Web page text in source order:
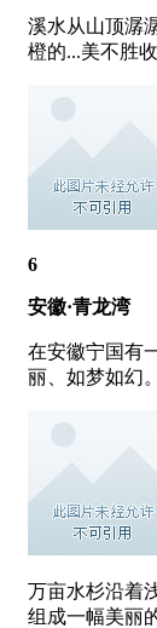
溪水从山顶潺
橙的...美不胜收
6
安徽·青龙湾
在安徽宁国有
丽、如梦如幻。
万亩水杉沿着
组成一幅美丽